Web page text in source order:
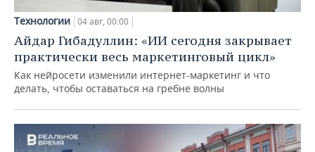
Технологии 04 авг, 00:00
Айдар Гибадуллин: «ИИ сегодня закрывает
практически весь маркетинговый цикл»
Как нейросети изменили интернет-маркетинг и что
делать, чтобы оставаться на гребне волны